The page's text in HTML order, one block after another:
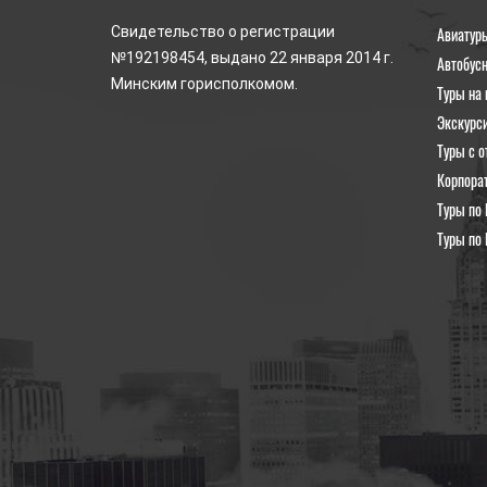
Свидетельство о регистрации
№192198454, выдано 22 января 2014 г.
Минским горисполкомом.
Туры на
Туры с
Туры по
Туры по